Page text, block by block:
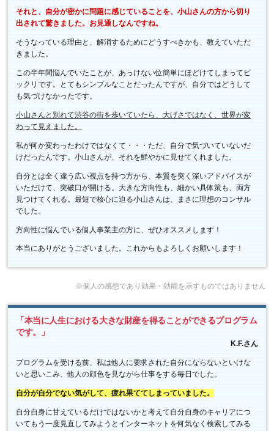
それと、自分が密かに問題に感じていることを、小山さんの方から切り
出されて驚きました。お見通しなんですね。
そうなっている理由と、解消するためにどうすべきかも、教えていただ
きました。
この半年間悩んでいたことが、あっけない位簡単にほどけてしまってビ
ックリです。とてもシンプルなことだったんですが、自分ではどうして
も気づけなかったです。
小山さんと別れて渋谷の街を歩いていたら、大げさではなく、世界が変
わって見えました。
私が何か変わったわけではなくて・・・ただ、自分で気づいていないだ
けだったんです。小山さんが、それを鮮やかに見せてくれました。
自分とは全く違う広い視点を持つ方から、本質を突く深いアドバイスが
いただけて、突破口が開ける。大きな方向性も、細かい具体策も、両方
見つけてくれる。最短で核心に迫る小山さんは、まさに理想のコンサル
でした。
方向性に悩んでいる個人事業主の方に、ぜひオススメします！
本当にありがとうございました。これからもよろしくお願いします！
※個人の感想であり効果・効能を示すものではありません
「本当に人生における大きな財産を得ることができるプログラム
です。」
K.F.さん
プログラムを受ける前、私は他人に要求された自分にならないといけな
いと思いこみ、他人の顔色を見ながら仕事をする毎日でした。
自分が自分でない気がして、疲れ果ててしまっていました。
自分自身に甘えているだけではないかと考えて自分自身のキャリアにつ
いてもう一度見直してみようとインターネットを何気なく検索してみる